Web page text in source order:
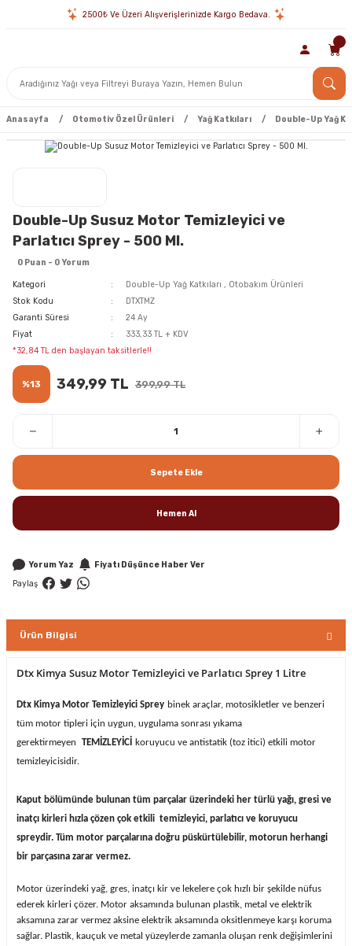
2500₺ Ve Üzeri Alışverişlerinizde Kargo Bedava.
Anasayfa Otomotiv Özel Ürünleri Yağ Katkıları Double-Up Yağ
Double-Up Susuz Motor Temizleyici ve
Parlatıcı Sprey - 500 Ml.
0 Puan - 0 Yorum
Kategori Double-Up Yağ Katkıları , Otobakım Ürünleri
Stok Kodu
DTXTMZ
Garanti Süresi
24 Ay
Fiyat
333,33 TL + KDV
*32,84 TL den başlayan taksitlerle!!
%13 349,99 TL 399,99 TL
Sepete Ekle
Hemen Al
Yorum Yaz
Fiyatı Düşünce Haber Ver
Paylaş
Ürün Bilgisi
Dtx Kimya Susuz Motor Temizleyici ve Parlatıcı Sprey 1 Litre
Dtx Kimya Motor Temizleyici Sprey binek araçlar, motosikletler ve benzeri
tüm motor tipleri için uygun, uygulama sonrası yıkama
gerektirmeyen
TEMİZLEYİCİ
koruyucu ve antistatik (toz itici) etkili motor
temizleyicisidir.
Kaput bölümünde bulunan tüm parçalar üzerindeki her türlü yağı, gresi ve
inatçı kirleri hızla çözen çok etkili temizleyici, parlatıcı ve koruyucu
spreydir. Tüm motor parçalarına doğru püskürtülebilir, motorun herhangi
bir parçasına zarar vermez.
Motor üzerindeki yağ, gres, inatçı kir ve lekelere çok hızlı bir şekilde nüfus
ederek kirleri çözer. Motor aksamında bulunan plastik, metal ve elektrik
aksamına zarar vermez aksine elektrik aksamında oksitlenmeye karşı koruma
sağlar. Plastik, kauçuk ve metal yüzeylerde zamanla oluşan renk değişimlerini